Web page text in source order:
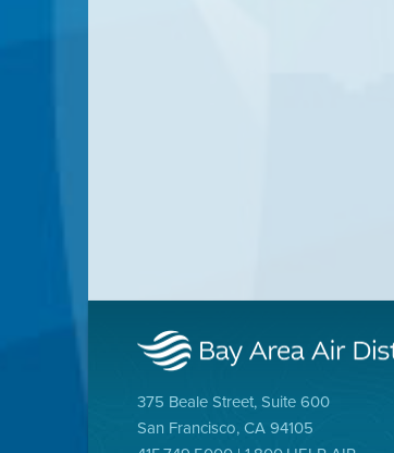
375 Beale Street, Suite 600
San Francisco, CA 94105